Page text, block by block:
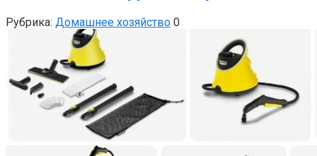
Рубрика: Домашнее хозяйство 0